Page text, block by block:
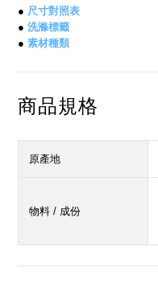
● 尺寸對照表
● 洗滌標籤
● 素材種類
商品規格
原產地
物料 / 成份